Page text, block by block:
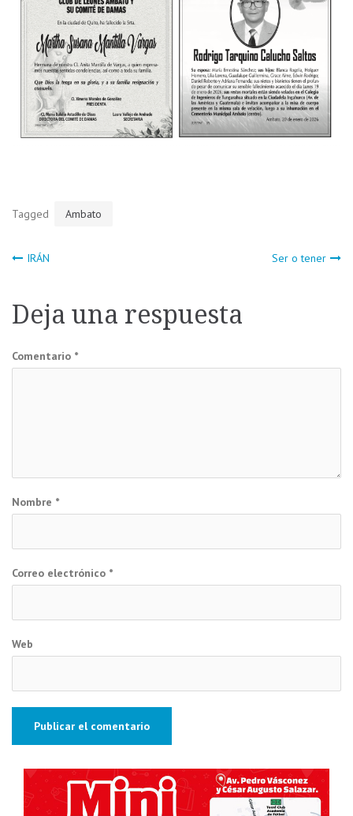
Tagged Ambato
Navegación
de
entradas
IRÁN Ser o tener
Deja una respuesta
Comentario *
Nombre *
Correo electrónico *
Web